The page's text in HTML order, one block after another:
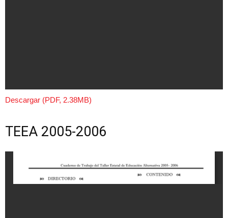
Descargar (PDF, 2.38MB)
TEEA 2005-2006